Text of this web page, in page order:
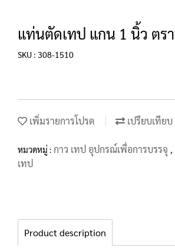
แท่นตัดเทป แกน 1 นิ้ว ตร
SKU : 308-1510
เพิ่มรายการโปรด เปรียบเทียบ
หมวดหมู่ : กาว เทป อุปกรณ์เพื่อการบรรจุ ,
เทป
Product description